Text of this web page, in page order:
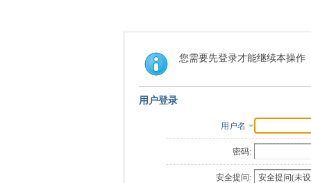
您需要先登录才能继续本操作
用户登录
用户名
密码:
安全提问: